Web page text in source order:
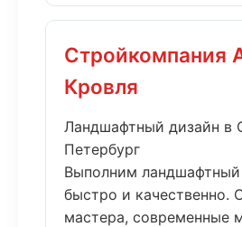
Стройкомпания
Кровля
Ландшафтный дизайн в
Петербург
Выполним ландшафтный
быстро и качественно.
мастера, современные